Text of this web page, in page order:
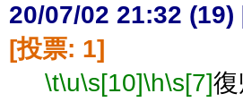
20/07/02 21:32 (19)
[投票: 1]
\t\u\s[10]\h\s[7]